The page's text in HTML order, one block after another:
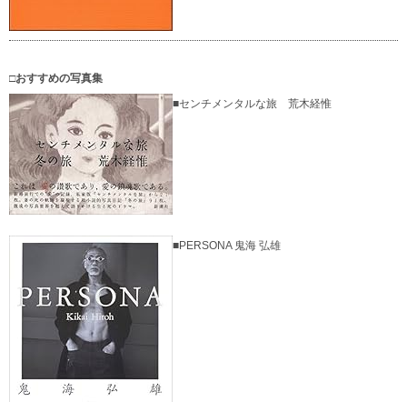
□おすすめの写真集
■センチメンタルな旅 荒木経惟
■PERSONA 鬼海 弘雄